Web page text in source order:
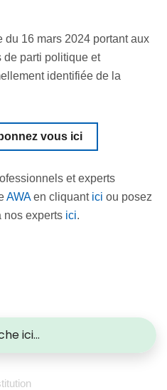
16 mars 2024 portant aux
de parti politique et
identifiée de la
vous ici
et experts
AWAen cliquant ici ou posez
nos experts ici.